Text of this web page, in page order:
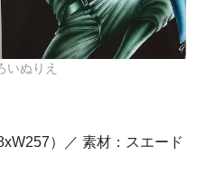
いぬりえ
）／ 素材：スエード